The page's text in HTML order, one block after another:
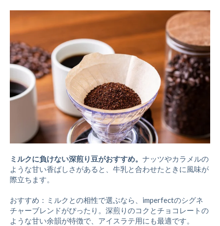
ミルクに負けない深煎り豆がおすすめ。 ナッツやカラメルの
ような甘い香ばしさがあると、牛乳と合わせたときに風味が
際立ちます。
おすすめ：ミルクとの相性で選ぶなら、imperfectのシグネ
チャーブレンドがぴったり。深煎りのコクとチョコレートの
ような甘い余韻が特徴で、アイスラテ用にも最適です。